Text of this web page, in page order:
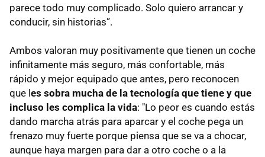
parece todo muy complicado. Solo quiero arrancar y
conducir, sin historias”.
Ambos valoran muy positivamente que tienen un coche
infinitamente más seguro, más confortable, más
rápido y mejor equipado que antes, pero reconocen
que les sobra mucha de la tecnología que tiene y que
incluso les complica la vida: "Lo peor es cuando estás
dando marcha atrás para aparcar y el coche pega un
frenazo muy fuerte porque piensa que se va a chocar,
aunque haya margen para dar a otro coche o a la